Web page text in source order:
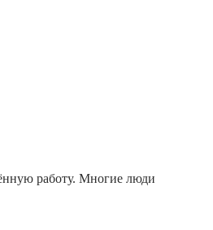
работу. Многие люди